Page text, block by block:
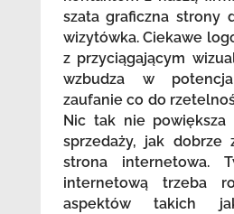
szata graficzna strony
wizytówka. Ciekawe
z przyciągającym
wzbudza w
zaufanie co do
Nic tak nie powiększa
sprzedaży, jak dobrze
strona internetowa.
internetową trzeba
aspektów takich